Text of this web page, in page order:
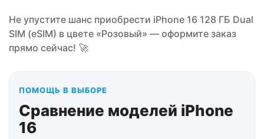
Не упустите шанс приобрести iPhone 16 128 ГБ Dual
SIM (eSIM) в цвете «Розовый» — оформите заказ
прямо сейчас! 🚀
ПОМОЩЬ В ВЫБОРЕ
Сравнение моделей iPhone
16